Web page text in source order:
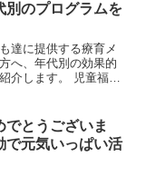
別のプログラムを
達に提供する療育メ
へ、年代別の効果的
介します。 児童福祉
でとうございま
で元気いっぱい活